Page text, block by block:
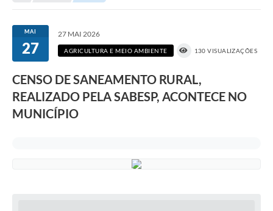
MAI
27
27 MAI 2026
AGRICULTURA E MEIO AMBIENTE 130 VISUALIZAÇÕES
CENSO DE SANEAMENTO RURAL,
REALIZADO PELA SABESP, ACONTECE NO
MUNICÍPIO